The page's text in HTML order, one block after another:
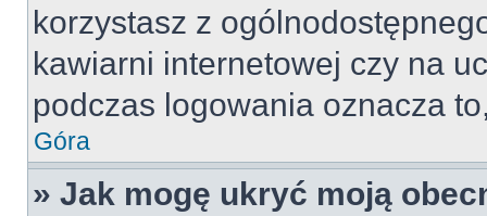
korzystasz z
kawiarni internetowej czy na
podczas logowania oznacza
Góra
» Jak mogę ukryć moją